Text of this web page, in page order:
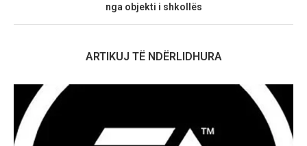
nga objekti i shkollës
ARTIKUJ TË NDËRLIDHURA